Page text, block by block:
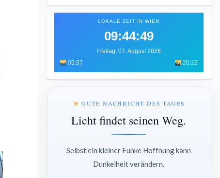
LOKALE ZEIT IN WIEN
09:44:51
Freitag, 07. August 2026
05:37
20:22
GUTE NACHRICHT DES TAGES
Licht findet seinen Weg.
Selbst ein kleiner Funke Hoffnung kann
Dunkelheit verändern.